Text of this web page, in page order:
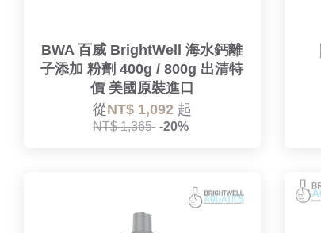
BWA 百威 BrightWell 海水鈣離
子添加 粉劑 400g / 800g 出清特
價 美國原裝進口
從NT$ 1,092 起
NT$ 1,365 -20%